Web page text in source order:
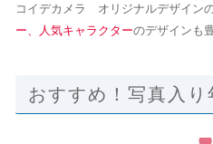
コイデカメラ オリジナルデザインの
ー、人気キャラクターのデザインも
おすすめ！写真入り